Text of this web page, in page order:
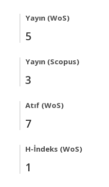
Yayın (WoS)
5
Yayın (Scopus)
3
Atıf (WoS)
7
H-İndeks (WoS)
1